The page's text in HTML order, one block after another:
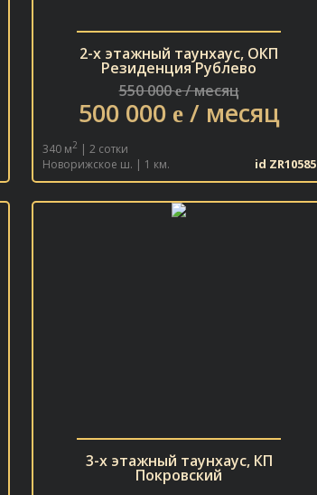
2-х этажный таунхаус, ОКП
Резиденция Рублево
550 000e/ месяц
500 000 e/ месяц
340 м2 | 2 сотки
Новорижское ш. | 1 км.
id ZR10585
3-х этажный таунхаус, КП
Покровский
В ИЗБРАННОЕ